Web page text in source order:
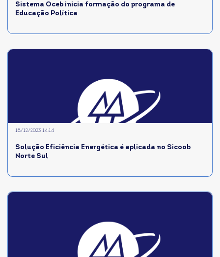
Sistema Oceb inicia formação do programa de
Educação Política
Solução Eficiência Energética é aplicada no Sicoob
Norte Sul
18/12/2023 14:14